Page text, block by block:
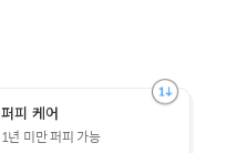
퍼피 케어
1년 미만 퍼피 가능